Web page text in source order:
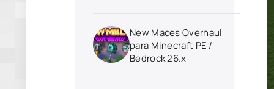
New Maces Overhaul
para Minecraft PE /
Bedrock 26.x